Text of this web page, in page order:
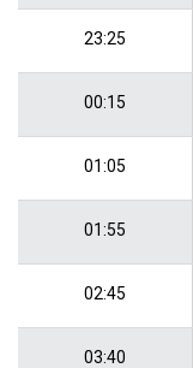
23:25
00:15
01:05
01:55
02:45
03:40